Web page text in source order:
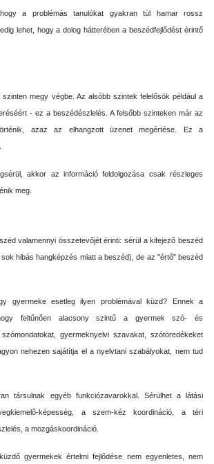
a problémás tanulókat gyakran túl hamar rossz
lehet, hogy a dolog hátterében a beszédfejlődést érintő
megy végbe. Az alsóbb szintek felelősök például a
- ez a beszédészlelés. A felsőbb szinteken már az
történik, azaz az elhangzott üzenet megértése. Ez a
akkor az információ feldolgozása csak részleges
meg.
valamennyi összetevőjét érinti: sérül a kifejező beszéd
hibás hangképzés miatt a beszéd), de az "értő" beszéd
gyermeke esetleg ilyen problémával küzd? Ennek a
feltűnően alacsony szintű a gyermek szó- és
gyermeknyelvi szavakat, szótöredékeket
nehezen sajátítja el a nyelvtani szabályokat, nem tud
társulnak egyéb funkciózavarokkal. Sérülhet a látási
képesség, a szem-kéz koordináció, a téri
a mozgáskoordináció.
gyermekek értelmi fejlődése nem egyenletes, nem